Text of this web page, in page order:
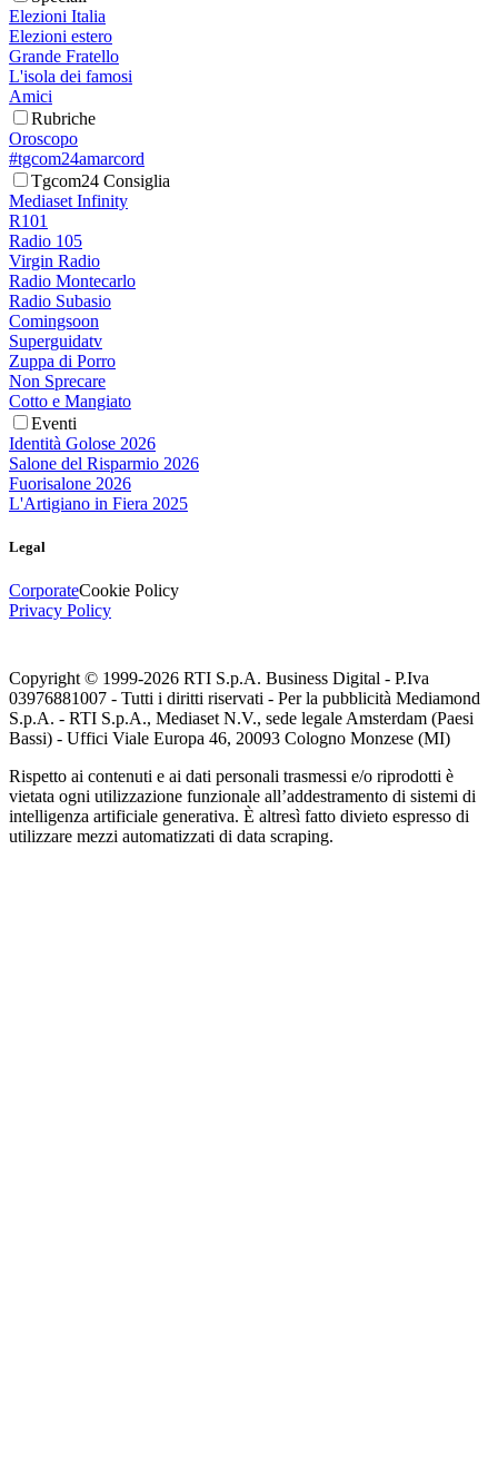
Elezioni Italia
Elezioni estero
Grande Fratello
L'isola dei famosi
Amici
Rubriche
Oroscopo
#tgcom24amarcord
Tgcom24 Consiglia
Mediaset Infinity
R101
Radio 105
Virgin Radio
Radio Montecarlo
Radio Subasio
Comingsoon
Superguidatv
Zuppa di Porro
Non Sprecare
Cotto e Mangiato
Eventi
Identità Golose 2026
Salone del Risparmio 2026
Fuorisalone 2026
L'Artigiano in Fiera 2025
Legal
CorporateCookie Policy
Privacy Policy
Copyright © 1999-2026 RTI S.p.A. Business Digital - P.Iva
03976881007 - Tutti i diritti riservati - Per la pubblicità Mediamond
S.p.A. - RTI S.p.A., Mediaset N.V., sede legale Amsterdam (Paesi
Bassi) - Uffici Viale Europa 46, 20093 Cologno Monzese (MI)
Rispetto ai contenuti e ai dati personali trasmessi e/o riprodotti è
vietata ogni utilizzazione funzionale all’addestramento di sistemi di
intelligenza artificiale generativa. È altresì fatto divieto espresso di
utilizzare mezzi automatizzati di data scraping.